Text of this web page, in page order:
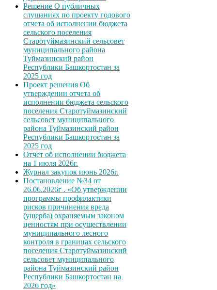
Решение О публичных
слушаниях по проекту годового
отчета об исполнении бюджета
сельского поселения
Старотуймазинский сельсовет
муниципального района
Туймазинский район
Республики Башкортостан за
2025 год
Проект решения Об
утверждении отчета об
исполнении бюджета сельского
поселения Старотуймазинский
сельсовет муниципального
района Туймазинский район
Республики Башкортостан за
2025 год
Отчет об исполнении бюджета
на 1 июля 2026г.
Журнал закупок июнь 2026г.
Постановление №34 от
26.06.2026г . «Об утверждении
программы профилактики
рисков причинения вреда
(ущерба) охраняемым законом
ценностям при осуществлении
муниципального лесного
контроля в границах сельского
поселения Старотуймазинский
сельсовет муниципального
района Туймазинский район
Республики Башкортостан на
2026 год»